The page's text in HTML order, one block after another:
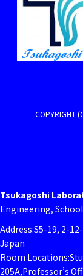
COPYRIGHT
Tsukagoshi
Engineering,
Address:S5-19, 2-
Japan
Room
205A,Professor’s